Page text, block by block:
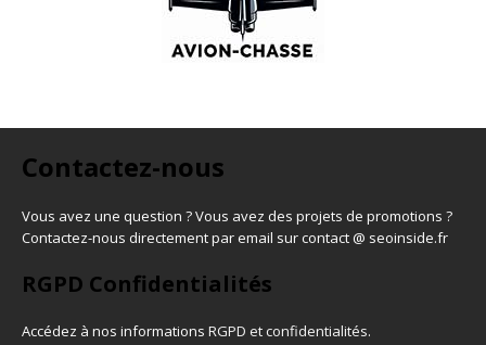
Contactez-nous
Vous avez une question ? Vous avez des projets de promotions ?
Contactez-nous directement par email sur contact @ seoinside.fr
RGPD Confidentialités
Accédez à nos informations RGPD et confidentialités.